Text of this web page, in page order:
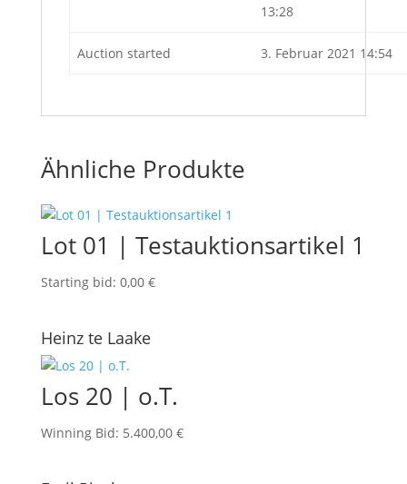
13:28
Auction started 3. Februar 2021 14:54
Ähnliche Produkte
Lot 01 | Testauktionsartikel 1
Starting bid: 0,00 €
Heinz te Laake
Los 20 | o.T.
Winning Bid: 5.400,00 €